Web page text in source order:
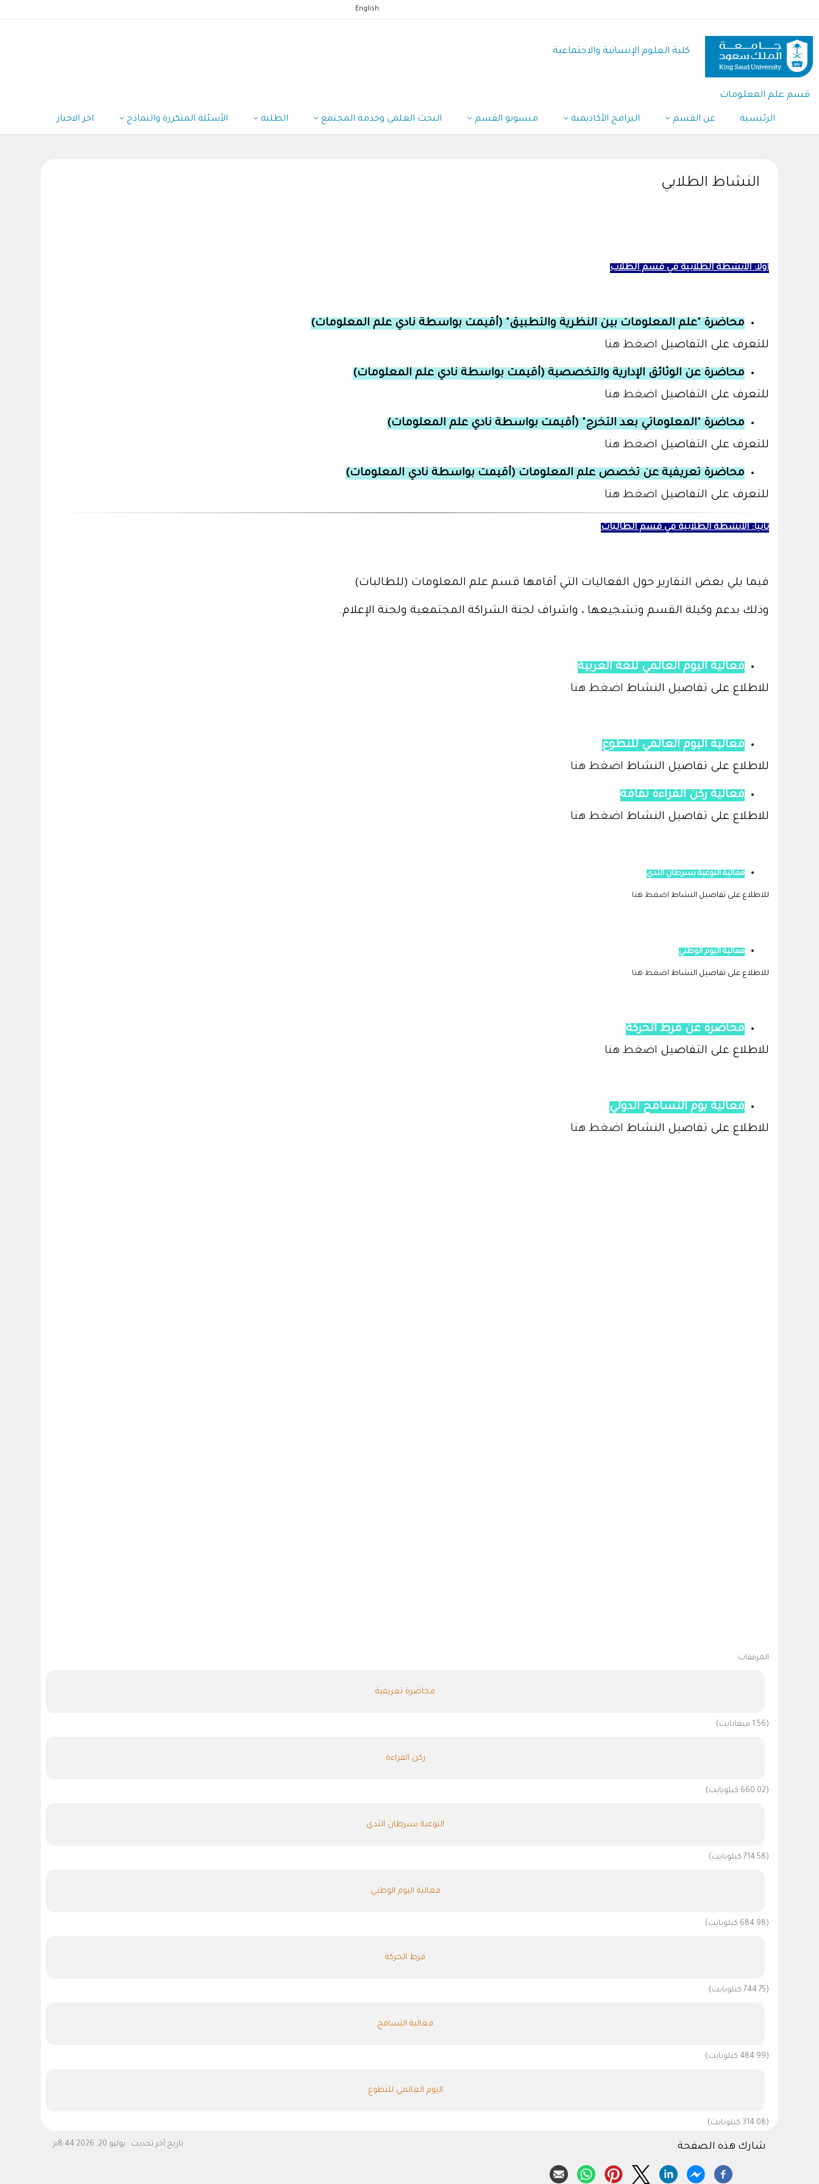
المحتوى
الرئيسي
English
كلية العلوم اﻹنسانية واﻻجتماعية
قسم علم المعلومات
الرئيسية عن القسم البرامج الأكاديمية منسوبو القسم البحث العلمي وخدمة المجتمع الطلبة الأسئلة المتكررة والنماذج اخر الاخبار
النشاط الطلابي
أولاً: الأنشطة الطلابية في قسم الطلاب
محاضرة "علم المعلومات بين النظرية والتطبيق" (أقيمت بواسطة نادي علم المعلومات)
للتعرف على التفاصيل اضغط هنا
محاضرة عن الوثائق الإدارية والتخصصية (أقيمت بواسطة نادي علم المعلومات)
للتعرف على التفاصيل اضغط هنا
محاضرة "المعلوماتي بعد التخرج" (أقيمت بواسطة نادي علم المعلومات)
للتعرف على التفاصيل اضغط هنا
محاضرة تعريفية عن تخصص علم المعلومات (أقيمت بواسطة نادي المعلومات)
للتعرف على التفاصيل اضغط هنا
ثانياً: الأنشطة الطلابية في قسم الطالبات
فيما يلي بعض التقارير حول الفعاليات التي أقامها قسم علم المعلومات (للطالبات)
وذلك بدعم وكيلة القسم وتشجيعها ، واشراف لجنة الشراكة المجتمعية ولجنة الإعلام.
فعالية اليوم العالمي للغة العربية
للاطلاع على تفاصيل النشاط اضغط هنا
فعالية اليوم العالمي للتطوع
للاطلاع على تفاصيل النشاط اضغط هنا
فعالية ركن القراءة ثقافة
للاطلاع على تفاصيل النشاط اضغط هنا
فعالية التوعية بسرطان الثدي
للاطلاع على تفاصيل النشاط اضغط هنا
فعالية اليوم الوطني
للاطلاع على تفاصيل النشاط اضغط هنا
محاضرة عن فرط الحركة
للاطلاع على التفاصيل اضغط هنا
فعالية يوم التسامح الدولي
للاطلاع على تفاصيل النشاط اضغط هنا
المرفقات
محاضرة تعريفية
(1.56 ميغابايت)
ركن القراءة
(660.02 كيلوبايت)
التوعية بسرطان الثدي
(714.58 كيلوبايت)
فعالية اليوم الوطني
(684.98 كيلوبايت)
فرط الحركة
(744.75 كيلوبايت)
فعالية التسامج
(484.99 كيلوبايت)
اليوم العالمي للتطوع
(314.08 كيلوبايت)
تاريخ آخر تحديث : يوليو 20, 2026 8:44م شارك هذه الصفحة